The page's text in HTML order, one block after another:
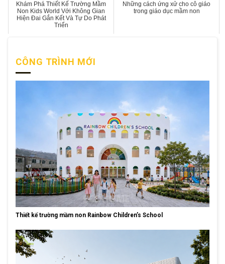
Khám Phá Thiết Kế Trường Mầm
Non Kids World Với Không Gian
Hiện Đai Gắn Kết Và Tự Do Phát
Triển
Những cách ứng xử cho cô giáo
trong giáo dục mầm non
CÔNG TRÌNH MỚI
Thiết kế trường mầm non Rainbow Children’s School